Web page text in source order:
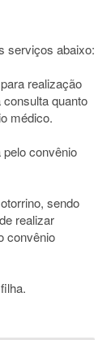
serviços abaixo:
realização
quanto
médico.
convênio
sendo
realizar
convênio